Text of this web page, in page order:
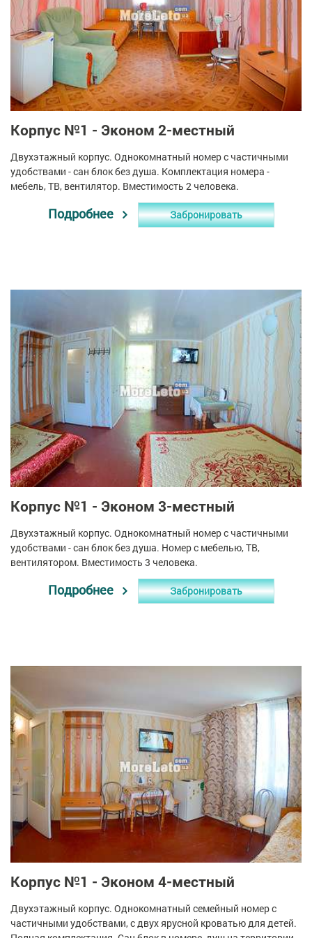
05.04.2018
Виктор и Ирина
Хорошо, что есть туристический каталог Морские
берега Мы смогли в нем найти для отдыха базу.
Теперь всегда будем останавливаться в Зюйде.
Понравилось. Передаю привет хозяину - Анатолию
Корпус №1 - Эконом 2-местный
Двухэтажный корпус. Однокомнатный номер с частичными
удобствами - сан блок без душа. Комплектация номера -
мебель, ТВ, вентилятор. Вместимость 2 человека.
Подробнее Забронировать
Корпус №1 - Эконом 3-местный
Двухэтажный корпус. Однокомнатный номер с частичными
удобствами - сан блок без душа. Номер с мебелью, ТВ,
вентилятором. Вместимость 3 человека.
Подробнее Забронировать
Корпус №1 - Эконом 4-местный
Двухэтажный корпус. Однокомнатный семейный номер с
частичными удобствами, с двух ярусной кроватью для детей.